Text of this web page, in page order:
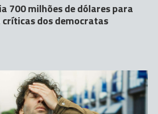
700 milhões de dólares para
críticas dos democratas